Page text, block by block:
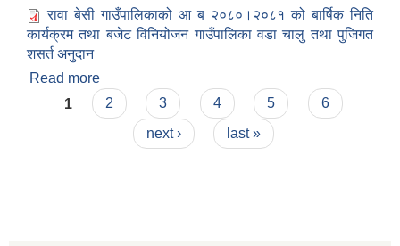
रावा बेसी गाउँपालिकाको आ ब २०८०।२०८१ को बार्षिक निति
कार्यक्रम तथा बजेट विनियोजन गाउँपालिका वडा चालु तथा पुजिगत
शसर्त अनुदान
Read more
बार्षिक निति कार्यक्रम तथा बजेट विनियोजन गाउँपालिका
वडा चालु तथा पुजिगत शसर्त अनुदान
Pages
1 2 3 4 5
6
next ›
last »